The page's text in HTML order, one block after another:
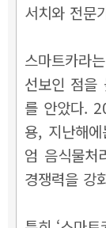
서치와 전문
스마트카라
선보인 점을
를 안았다.
용, 지난해
엄 음식물처
경쟁력을 강